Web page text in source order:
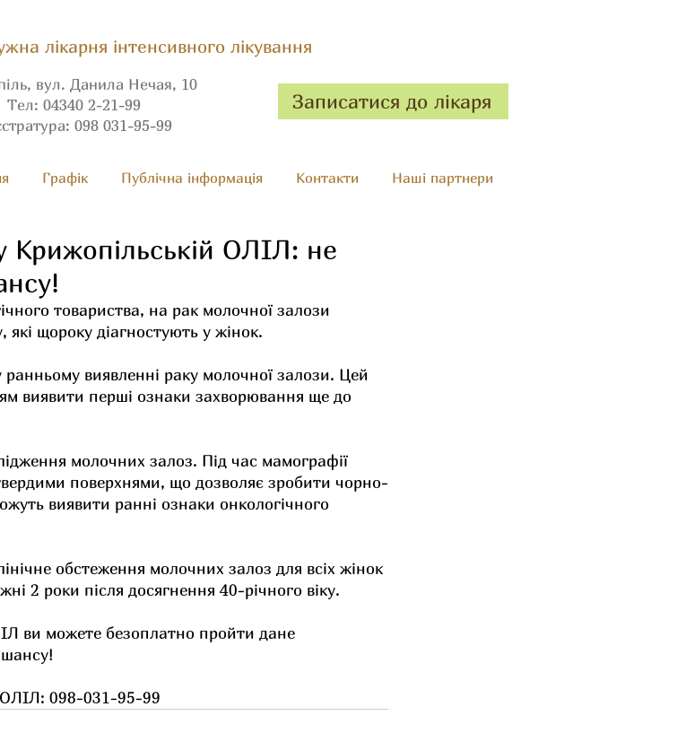
лікарня інтенсивного лікування
вул. Данила Нечая, 10
Тел: 04340 2-21-99
098 031-95-99
Записатися до лікаря
Графік Публічна інформація Контакти Наші партнери
Крижопільській ОЛІЛ: не
товариства, на рак молочної залози
які щороку діагностують у жінок.
виявленні раку молочної залози. Цей
виявити перші ознаки захворювання ще до
молочних залоз. Під час мамографії
поверхнями, що дозволяє зробити чорно-
виявити ранні ознаки онкологічного
обстеження молочних залоз для всіх жінок
2 роки після досягнення 40-річного віку.
ви можете безоплатно пройти дане
шансу!
ОЛІЛ: 098-031-95-99